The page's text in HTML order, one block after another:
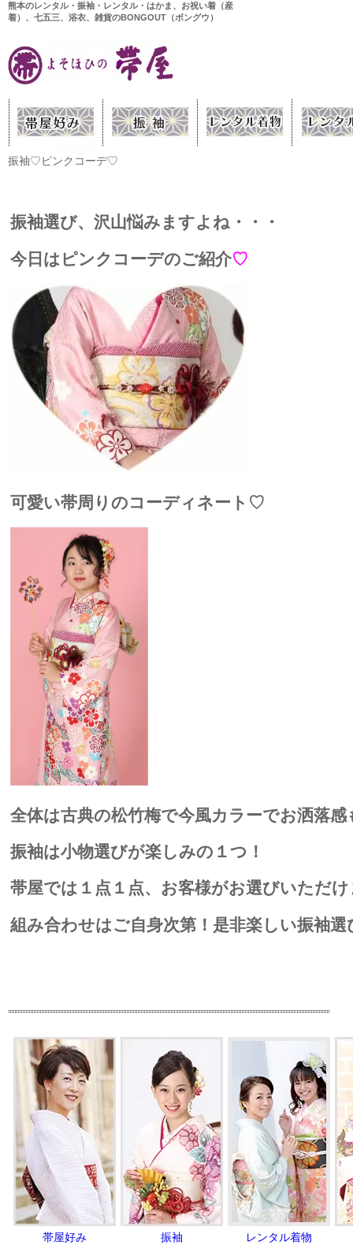
熊本のレンタル・振袖・レンタル・はかま、お祝い着（産
着）、七五三、浴衣、雑貨のBONGOUT（ボングウ）
振袖♡ピンクコーデ♡
振袖選び、沢山悩みますよね・・・
今日はピンクコーデのご紹介♡
可愛い帯周りのコーディネート♡
全体は古典の松竹梅で今風カラーでお洒落感
振袖は小物選びが楽しみの１つ！
帯屋では１点１点、お客様がお選びいただ
組み合わせはご自身次第！是非楽しい振袖選
帯屋好み 振袖 レンタル着物